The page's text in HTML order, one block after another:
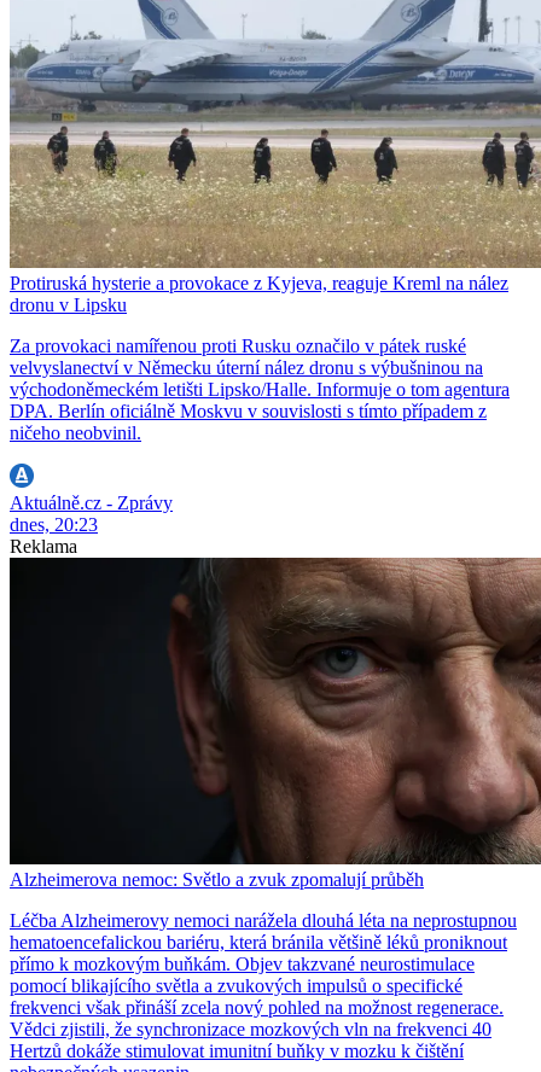
Protiruská hysterie a provokace z Kyjeva, reaguje Kreml na nález
dronu v Lipsku
Za provokaci namířenou proti Rusku označilo v pátek ruské
velvyslanectví v Německu úterní nález dronu s výbušninou na
východoněmeckém letišti Lipsko/Halle. Informuje o tom agentura
DPA. Berlín oficiálně Moskvu v souvislosti s tímto případem z
ničeho neobvinil.
Aktuálně.cz - Zprávy
dnes, 20:23
Reklama
Alzheimerova nemoc: Světlo a zvuk zpomalují průběh
Léčba Alzheimerovy nemoci narážela dlouhá léta na neprostupnou
hematoencefalickou bariéru, která bránila většině léků proniknout
přímo k mozkovým buňkám. Objev takzvané neurostimulace
pomocí blikajícího světla a zvukových impulsů o specifické
frekvenci však přináší zcela nový pohled na možnost regenerace.
Vědci zjistili, že synchronizace mozkových vln na frekvenci 40
Hertzů dokáže stimulovat imunitní buňky v mozku k čištění